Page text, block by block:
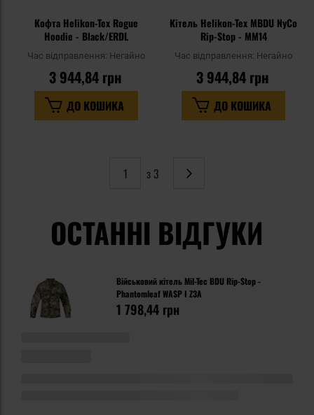
Кофта Helikon-Tex Rogue
Hoodie - Black/ERDL
Час відправлення: Негайно
3 944,84 грн
ДО КОШИКА
Кітель Helikon-Tex MBDU NyCo
Rip-Stop - MM14
Час відправлення: Негайно
3 944,84 грн
ДО КОШИКА
з 3
Сторінка
Наступне
ОСТАННІ ВІДГУКИ
Військовий кітель Mil-Tec BDU Rip-Stop -
Phantomleaf WASP I Z3A
1 798,44 грн